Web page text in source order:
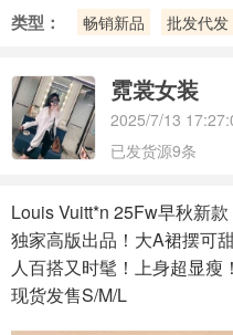
类型： 畅销新品 批发代发
霓裳女装
2025/7/13
已发货源9条
Louis Vuitt*n 25Fw早秋新
独家高版出品！大A裙摆可
人百搭又时髦！上身超显瘦
现货发售S/M/L